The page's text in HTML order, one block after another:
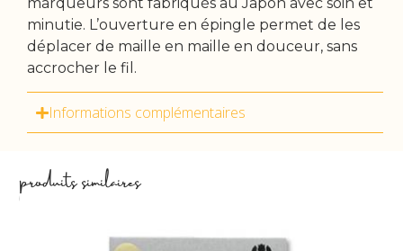
minutie. L’ouverture en épingle permet de les
déplacer de maille en maille en douceur, sans
accrocher le fil.
Informations complémentaires
produits similaires